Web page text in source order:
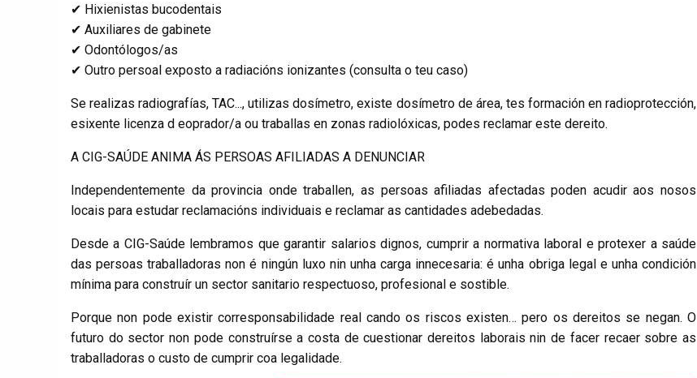
✔ Hixienistas bucodentais
✔ Auxiliares de gabinete
✔ Odontólogos/as
✔ Outro persoal exposto a radiacións ionizantes (consulta o teu caso)
Se realizas radiografías, TAC..., utilizas dosímetro, existe dosímetro de área, tes formación en radioprotección,
esixente licenza d eoprador/a ou traballas en zonas radiolóxicas, podes reclamar este dereito.
A CIG-SAÚDE ANIMA ÁS PERSOAS AFILIADAS A DENUNCIAR
Independentemente da provincia onde traballen, as persoas afiliadas afectadas poden acudir aos nosos
locais para estudar reclamacións individuais e reclamar as cantidades adebedadas.
Desde a CIG-Saúde lembramos que garantir salarios dignos, cumprir a normativa laboral e protexer a saúde
das persoas traballadoras non é ningún luxo nin unha carga innecesaria: é unha obriga legal e unha condición
mínima para construír un sector sanitario respectuoso, profesional e sostible.
Porque non pode existir corresponsabilidade real cando os riscos existen… pero os dereitos se negan. O
futuro do sector non pode construírse a costa de cuestionar dereitos laborais nin de facer recaer sobre as
traballadoras o custo de cumprir coa legalidade.